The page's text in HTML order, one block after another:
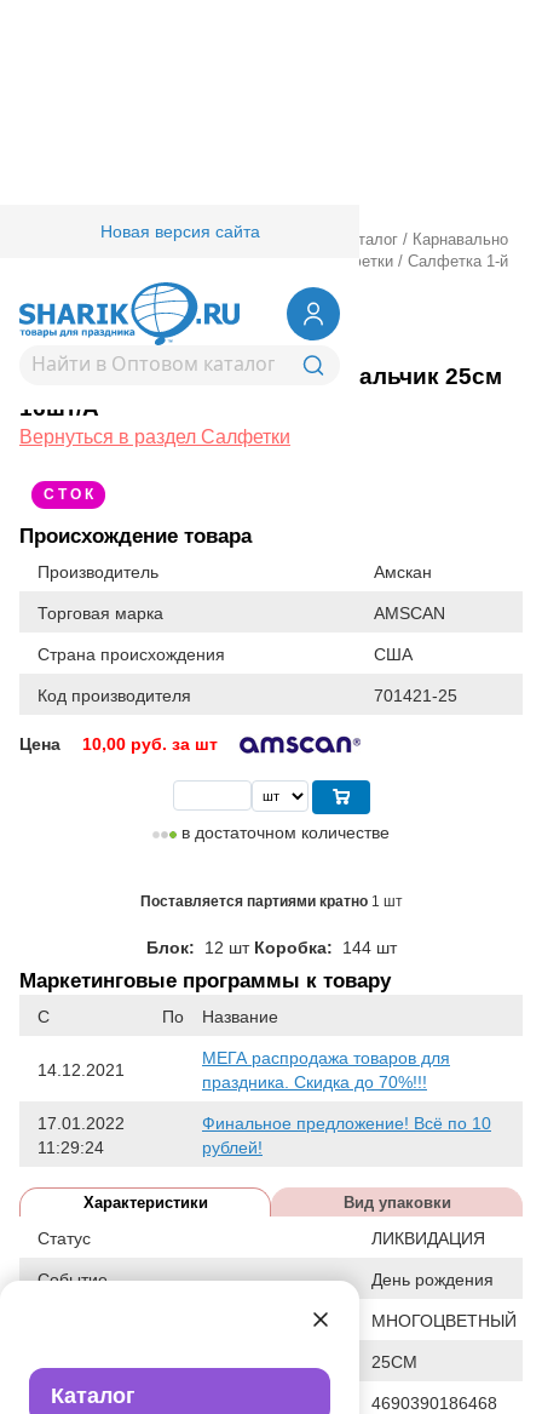
Каталог
Новая версия сайта
Товары для праздника/ Оптовый каталог / Карнавально
Салфетки / Салфетка 1-й
ДР Мальчик 25см 16шт/А
1502-2076Салфетка 1-й ДР Мальчик 25см
16шт/А
Вернуться в раздел Салфетки
С Т О К
Происхождение товара
Производитель Амскан
Торговая марка AMSCAN
Страна происхождения США
Код производителя 701421-25
Цена 10,00 руб. за шт
в достаточном количестве
Поставляется партиями кратно 1 шт
Блок: 12 шт Коробка: 144 шт
Маркетинговые программы к товару
С По Название
14.12.2021
МЕГА распродажа товаров для
праздника. Скидка до 70%!!!
17.01.2022
11:29:24
Финальное предложение! Всё по 10
рублей!
Характеристики Вид упаковки
Статус ЛИКВИДАЦИЯ
Событие День рождения
МНОГОЦВЕТНЫЙ
25СМ
Штрих код 4690390186468